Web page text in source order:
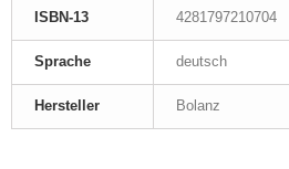
ISBN-13 4281797210704
Sprache deutsch
Hersteller Bolanz